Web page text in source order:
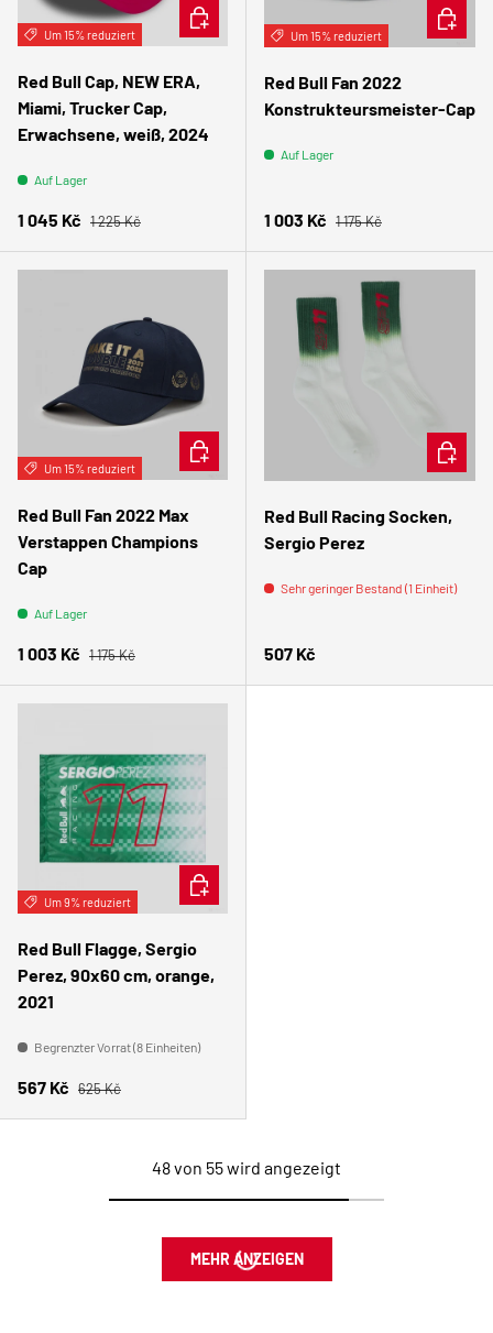
Um 15% reduziert
Red Bull Cap, NEW ERA,
Miami, Trucker Cap,
Erwachsene, weiß, 2024
Auf Lager
Verkaufspreis
1 045 Kč Normaler Preis
1 225 Kč
IN DEN WARENKORB
Um 15% reduziert
Red Bull Fan 2022
Konstrukteursmeister-Cap
Auf Lager
Verkaufspreis
1 003 Kč Normaler Preis
1 175 Kč
IN DEN
Um 15% reduziert
Red Bull Fan 2022 Max
Verstappen Champions
Cap
Auf Lager
Verkaufspreis
1 003 Kč Normaler Preis
1 175 Kč
IN DEN WARENKORB
Red Bull Racing Socken,
Sergio Perez
Sehr geringer Bestand (1 Einheit)
Normaler Preis
507 Kč
IN DEN
Um 9% reduziert
Red Bull Flagge, Sergio
Perez, 90x60 cm, orange,
2021
Begrenzter Vorrat (8 Einheiten)
Verkaufspreis
567 Kč Normaler Preis
625 Kč
IN DEN WARENKORB
48 von 55 wird angezeigt
MEHR ANZEIGEN